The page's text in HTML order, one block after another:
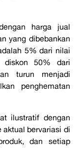
harga jual
yang dibebankan
5% dari nilai
diskon 50% dari
turun menjadi
penghematan
ilustratif dengan
aktual bervariasi di
dan setiap